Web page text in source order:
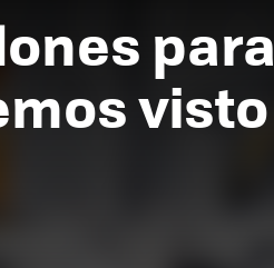
para
visto